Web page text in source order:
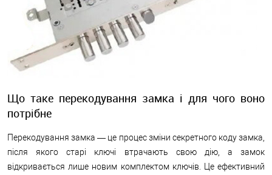
Що таке перекодування замка і для чого воно
потрібне
Перекодування замка — це процес зміни секретного коду замка,
після якого старі ключі втрачають свою дію, а замок
відкривається лише новим комплектом ключів. Це ефективний